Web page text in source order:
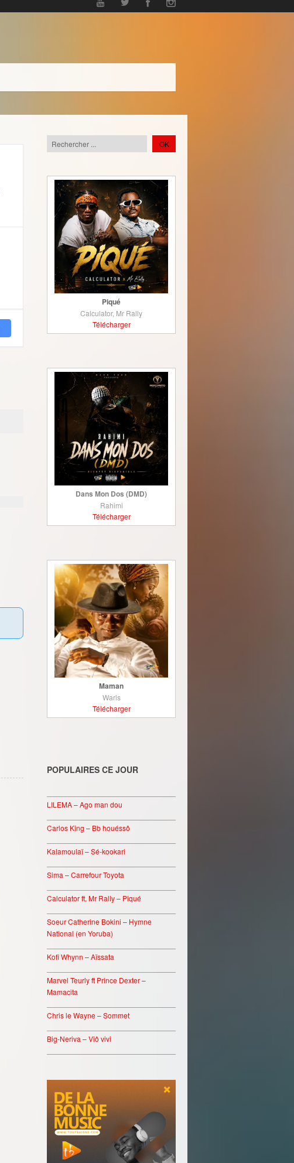
Piqué
Calculator, Mr Rally
Télécharger
Dans Mon Dos (DMD)
Rahimi
Télécharger
Maman
Waris
Télécharger
POPULAIRES CE JOUR
LILEMA – Ago man dou
Carlos King – Bb houéssô
Kalamoulaï – Sé-kookari
Sima – Carrefour Toyota
Calculator ft. Mr Rally – Piqué
Soeur Catherine Bokini – Hymne
National (en Yoruba)
Kofi Whynn – Aïssata
Marvel Teurly ft Prince Dexter –
Mamacita
Chris le Wayne – Sommet
Big-Neriva – Viô vivi